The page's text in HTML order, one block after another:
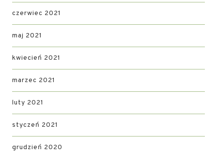
czerwiec 2021
maj 2021
kwiecień 2021
marzec 2021
luty 2021
styczeń 2021
grudzień 2020